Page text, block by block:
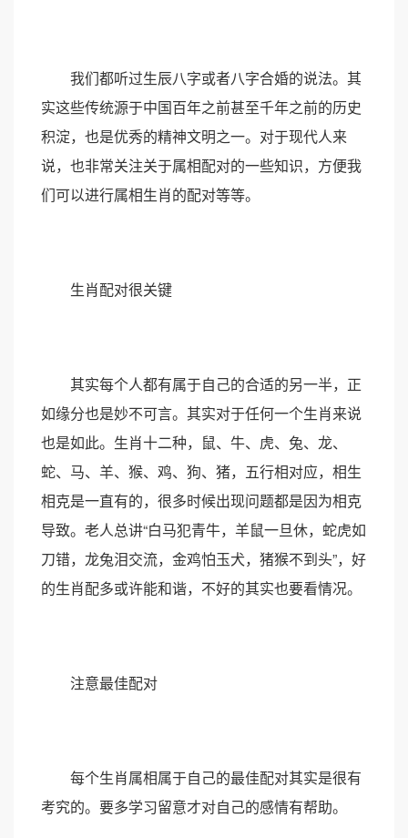
我们都听过生辰八字或者八字合婚的说法。其
实这些传统源于中国百年之前甚至千年之前的历史
积淀，也是优秀的精神文明之一。对于现代人来
说，也非常关注关于属相配对的一些知识，方便我
们可以进行属相生肖的配对等等。
生肖配对很关键
其实每个人都有属于自己的合适的另一半，正
如缘分也是妙不可言。其实对于任何一个生肖来说
也是如此。生肖十二种，鼠、牛、虎、兔、龙、
蛇、马、羊、猴、鸡、狗、猪，五行相对应，相生
相克是一直有的，很多时候出现问题都是因为相克
导致。老人总讲“白马犯青牛，羊鼠一旦休，蛇虎如
刀错，龙兔泪交流，金鸡怕玉犬，猪猴不到头”，好
的生肖配多或许能和谐，不好的其实也要看情况。
注意最佳配对
每个生肖属相属于自己的最佳配对其实是很有
考究的。要多学习留意才对自己的感情有帮助。